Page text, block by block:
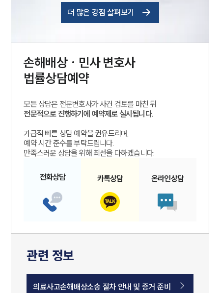
더 많은 강점 살펴보기
손해배상 · 민사변호사
법률상담예약
모든 상담은 전문변호사가 사건 검토를 마친 뒤
전문적으로 진행하기에 예약제로 실시됩니다.
가급적 빠른 상담 예약을 권유드리며,
예약 시간 준수를 부탁드립니다.
만족스러운 상담을 위해 최선을 다하겠습니다.
전화상담 카톡상담 온라인상담
관련 정보
의료사고손해배상소송 절차 안내 및 증거 준비